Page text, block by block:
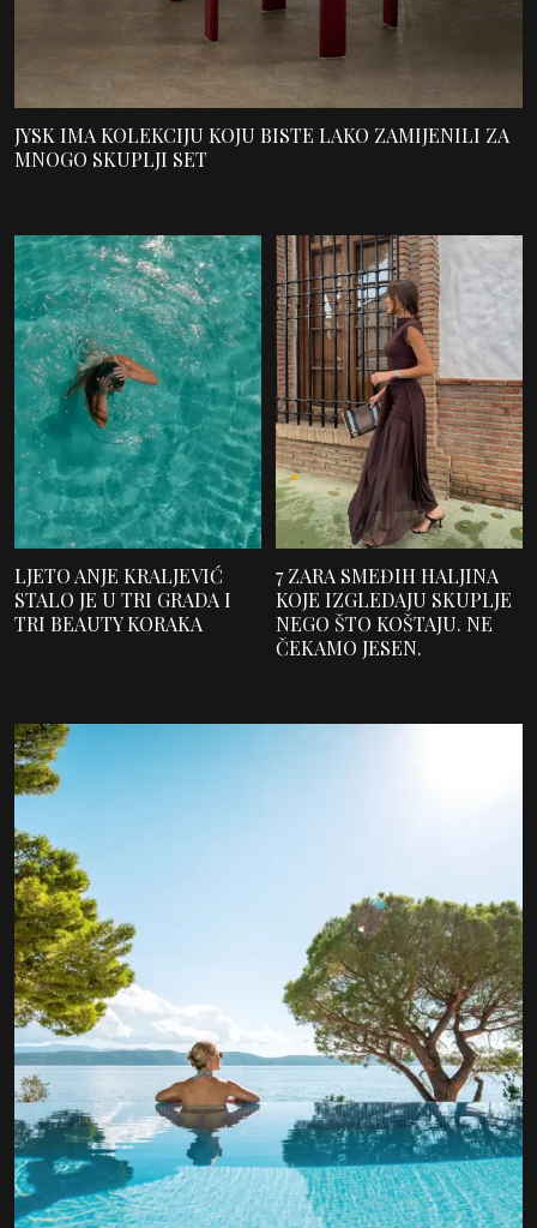
JYSK IMA KOLEKCIJU KOJU BISTE LAKO ZAMIJENILI ZA
MNOGO SKUPLJI SET
LJETO ANJE KRALJEVIĆ
STALO JE U TRI GRADA I
TRI BEAUTY KORAKA
7 ZARA SMEĐIH HALJINA
KOJE IZGLEDAJU SKUPLJE
NEGO ŠTO KOŠTAJU. NE
ČEKAMO JESEN.